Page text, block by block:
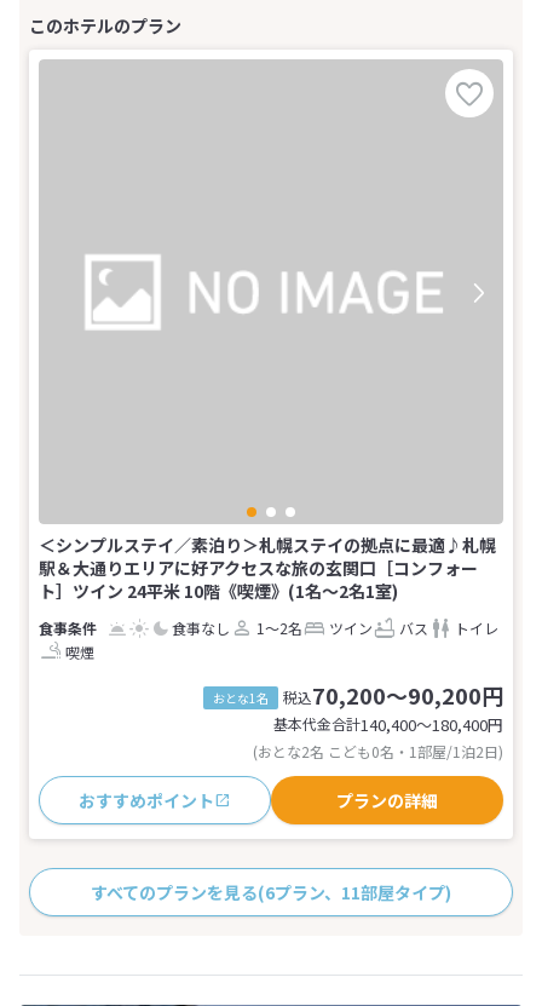
＜シンプルステイ／素泊り＞札幌ステイの拠点に最適♪札幌
駅＆大通りエリアに好アクセスな旅の玄関口［コンフォー
ト］ツイン 24平米 10階《喫煙》(1名～2名1室)
食事なし 1～2名 ツイン バス
トイレ
喫煙
おとな1名 税込70,200～90,200円
基本代金合計140,400〜180,400円
(おとな2名 こども0名・1部屋/1泊2日)
おすすめポイント プランの詳細
すべてのプランを見る(6プラン、11部屋タイプ)